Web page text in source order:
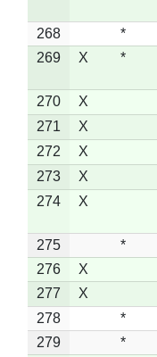
268 *
269
X *
270 X
271
X
272
X
273
X
274
X
275 *
276
X
277
X
278
*
279
*